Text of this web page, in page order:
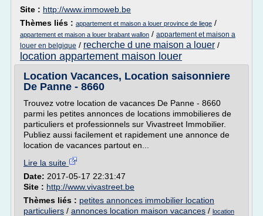
Site : http://www.immoweb.be
Thèmes liés : appartement et maison a louer province de liege /
appartement et maison a louer brabant wallon / appartement et maison a
louer en belgique / recherche d une maison a louer /
location appartement maison louer
Location Vacances, Location saisonniere
De Panne - 8660
Trouvez votre location de vacances De Panne - 8660
parmi les petites annonces de locations immobilieres de
particuliers et professionnels sur Vivastreet Immobilier.
Publiez aussi facilement et rapidement une annonce de
location de vacances partout en...
Lire la suite
Date: 2017-05-17 22:31:47
Site : http://www.vivastreet.be
Thèmes liés : petites annonces immobilier location
particuliers / annonces location maison vacances / location